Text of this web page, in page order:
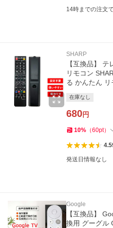
14時までの注文
SHARP
【互換品】
リモコン
る かんたん リ
在庫なし
680円
10% （60pt）
発送日情報なし
Google
【互換品】
換用 グーグル